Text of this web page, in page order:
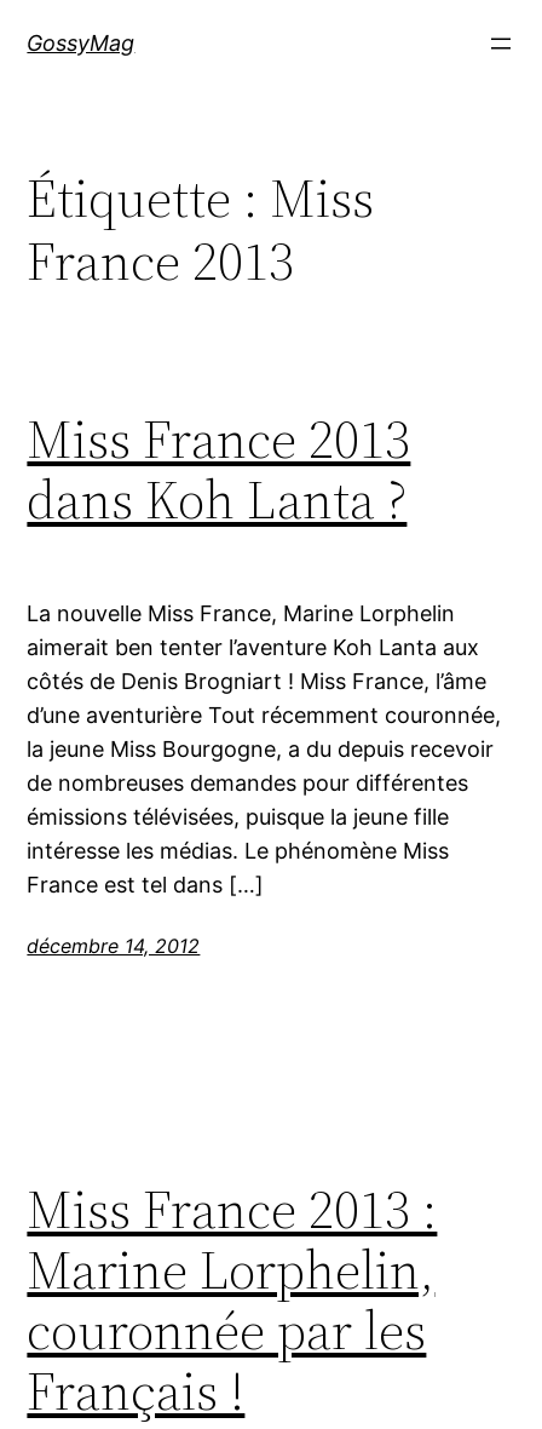
GossyMag
Étiquette : Miss
France 2013
Miss France 2013
dans Koh Lanta ?
La nouvelle Miss France, Marine Lorphelin
aimerait ben tenter l’aventure Koh Lanta aux
côtés de Denis Brogniart ! Miss France, l’âme
d’une aventurière Tout récemment couronnée,
la jeune Miss Bourgogne, a du depuis recevoir
de nombreuses demandes pour différentes
émissions télévisées, puisque la jeune fille
intéresse les médias. Le phénomène Miss
France est tel dans […]
décembre 14, 2012
Miss France 2013 :
Marine Lorphelin,
couronnée par les
Français !